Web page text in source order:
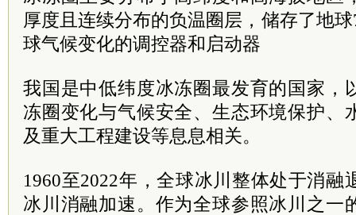
厚度且连续分布的负温圈层，储存了地
球气候变化的调控器和启动器
我国是中低纬度冰冻圈最发育的国家，
冻圈变化与气候安全、生态环境保护、
及重大工程建设等息息相关。
1960至2022年，全球冰川整体处于消融
冰川消融加速。作为全球参照冰川之一